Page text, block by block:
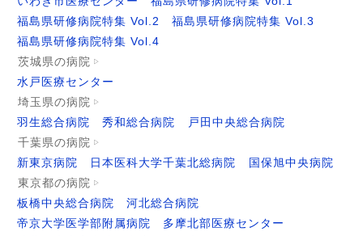
福島県研修病院特集 Vol.2
福島県研修病院特集 Vol.3
福島県研修病院特集 Vol.4
茨城県の病院
水戸医療センター
埼玉県の病院
羽生総合病院
秀和総合病院
戸田中央総合病院
千葉県の病院
新東京病院
日本医科大学千葉北総病院
国保旭中央病院
東京都の病院
板橋中央総合病院
河北総合病院
帝京大学医学部附属病院
多摩北部医療センター